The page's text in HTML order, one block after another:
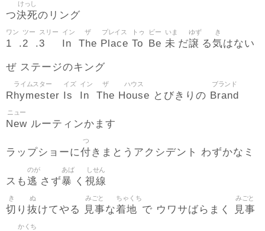
つ決死
けっし
のリング
1
ワン
.2
ツー
.3
スリー
In
イン
The
ザ
Place
プレイス
To
トゥ
Be
ビー
未
いま
だ譲
ゆず
る気
き
はない
ぜ ステージのキング
Rhymester
ライムスター
Is
イズ
In
イン
The
ザ
House
ハウス
とびきりの Brand
ブランド
New
ニュー
ルーティンかます
ラップショーに付
つ
きまとうアクシデント わずかなミ
スも逃
のが
さず暴
あば
く 視線
しせん
切
き
り 抜
ぬ
けてやる 見事
みごと
な着地
ちゃくち
で ウワサばらまく 見事
みごと
かくち